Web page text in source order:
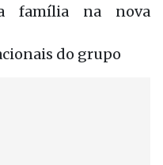
família na nova
do grupo